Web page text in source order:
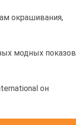
окрашивания,
модных показов
он